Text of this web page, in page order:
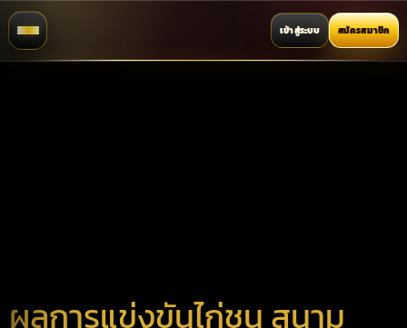
เข้าสู่ระบบ สมัครสมาชิก
ผลการแข่งขันไก่ชน สนาม